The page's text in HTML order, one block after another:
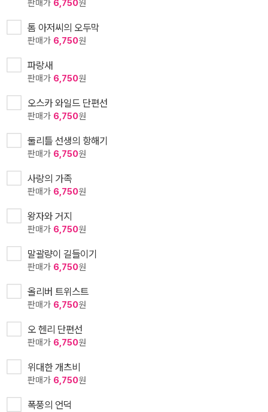
판매가 6,750원
톰 아저씨의 오두막
판매가 6,750원
파랑새
판매가 6,750원
오스카 와일드 단편선
판매가 6,750원
둘리틀 선생의 항해기
판매가 6,750원
사랑의 가족
판매가 6,750원
왕자와 거지
판매가 6,750원
말괄량이 길들이기
판매가 6,750원
올리버 트위스트
판매가 6,750원
오 헨리 단편선
판매가 6,750원
위대한 개츠비
판매가 6,750원
폭풍의 언덕